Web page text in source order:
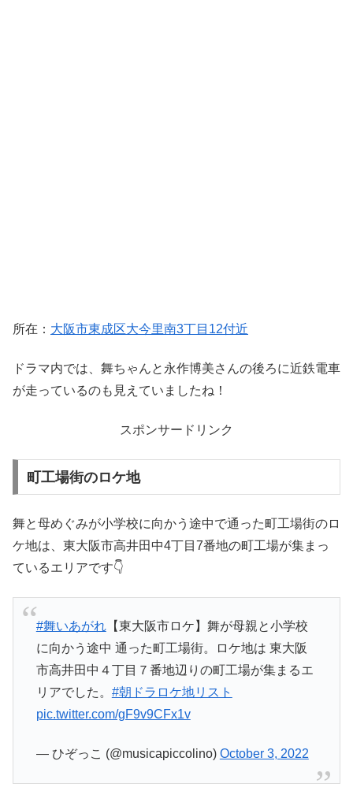
所在： 大阪市東成区大今里南3丁目12付近
ドラマ内では、舞ちゃんと永作博美さんの後ろに近鉄電車
が走っているのも見えていましたね！
スポンサードリンク
町工場街のロケ地
舞と母めぐみが小学校に向かう途中で通った町工場街のロ
ケ地は、東大阪市高井田中4丁目7番地の町工場が集まっ
ているエリアです👇
#舞いあがれ【東大阪市ロケ】舞が母親と小学校
に向かう途中 通った町工場街。ロケ地は 東大阪
市高井田中４丁目７番地辺りの町工場が集まるエ
リアでした。 #朝ドラロケ地リスト
pic.twitter.com/gF9v9CFx1v
— ひぞっこ (@musicapiccolino) October 3, 2022